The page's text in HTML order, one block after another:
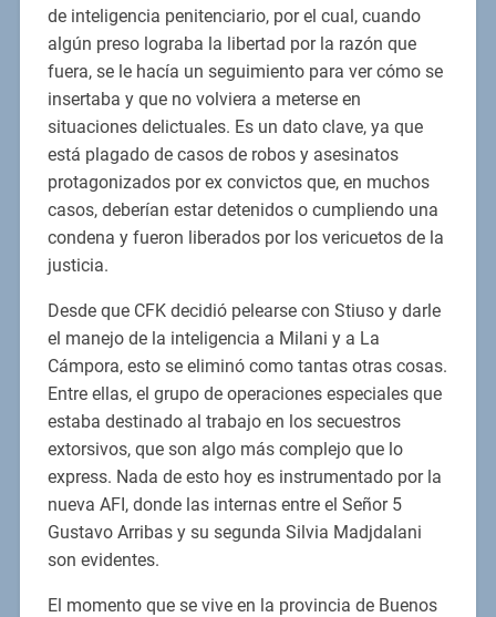
de inteligencia penitenciario, por el cual, cuando
algún preso lograba la libertad por la razón que
fuera, se le hacía un seguimiento para ver cómo se
insertaba y que no volviera a meterse en
situaciones delictuales. Es un dato clave, ya que
está plagado de casos de robos y asesinatos
protagonizados por ex convictos que, en muchos
casos, deberían estar detenidos o cumpliendo una
condena y fueron liberados por los vericuetos de la
justicia.
Desde que CFK decidió pelearse con Stiuso y darle
el manejo de la inteligencia a Milani y a La
Cámpora, esto se eliminó como tantas otras cosas.
Entre ellas, el grupo de operaciones especiales que
estaba destinado al trabajo en los secuestros
extorsivos, que son algo más complejo que lo
express. Nada de esto hoy es instrumentado por la
nueva AFI, donde las internas entre el Señor 5
Gustavo Arribas y su segunda Silvia Madjdalani
son evidentes.
El momento que se vive en la provincia de Buenos